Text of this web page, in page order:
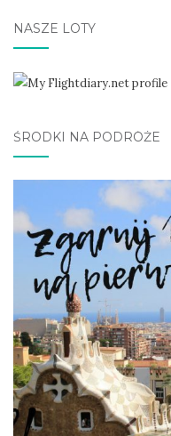
NASZE LOTY
ŚRODKI NA PODRÓŻE